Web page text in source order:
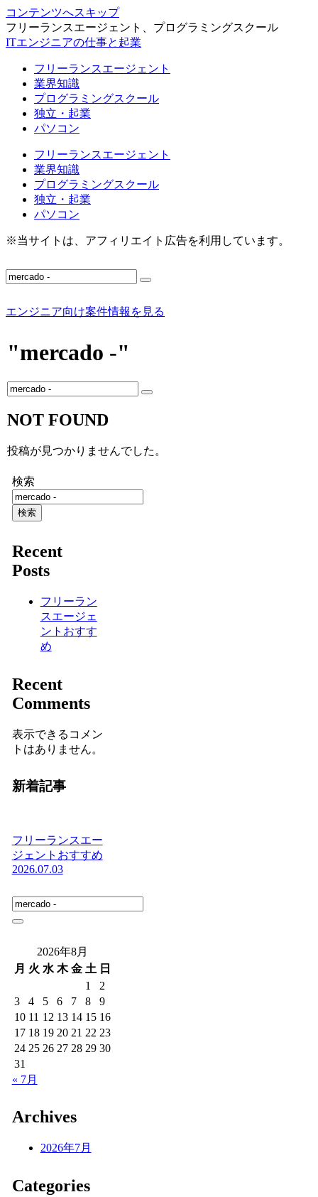
コンテンツへスキップ
フリーランスエージェント、プログラミングスクール
ITエンジニアの仕事と起業
フリーランスエージェント
業界知識
プログラミングスクール
独立・起業
パソコン
フリーランスエージェント
業界知識
プログラミングスクール
独立・起業
パソコン
※当サイトは、アフィリエイト広告を利用しています。
エンジニア向け案件情報を見る
"mercado -"
NOT FOUND
投稿が見つかりませんでした。
検索
検索
Recent
Posts
フリーラン
スエージェ
ントおすす
め
Recent
Comments
表示できるコメン
トはありません。
新着記事
フリーランスエー
ジェントおすすめ
2026.07.03
2026年8月
月 火 水 木 金 土 日
1
2
3
4 5 6 7 8
9
10 11 12 13 14 15 16
17 18 19 20 21 22 23
24 25 26 27 28 29 30
31
« 7月
Archives
2026年7月
Categories